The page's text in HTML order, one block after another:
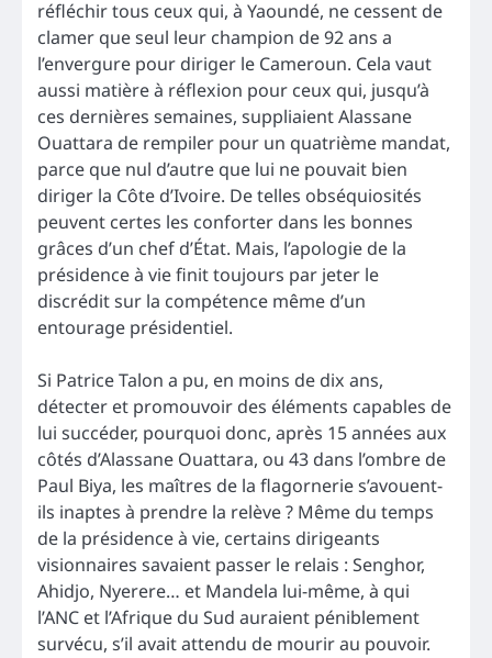
réfléchir tous ceux qui, à Yaoundé, ne cessent de
clamer que seul leur champion de 92 ans a
l’envergure pour diriger le Cameroun. Cela vaut
aussi matière à réflexion pour ceux qui, jusqu’à
ces dernières semaines, suppliaient Alassane
Ouattara de rempiler pour un quatrième mandat,
parce que nul d’autre que lui ne pouvait bien
diriger la Côte d’Ivoire. De telles obséquiosités
peuvent certes les conforter dans les bonnes
grâces d’un chef d’État. Mais, l’apologie de la
présidence à vie finit toujours par jeter le
discrédit sur la compétence même d’un
entourage présidentiel.
Si Patrice Talon a pu, en moins de dix ans,
détecter et promouvoir des éléments capables de
lui succéder, pourquoi donc, après 15 années aux
côtés d’Alassane Ouattara, ou 43 dans l’ombre de
Paul Biya, les maîtres de la flagornerie s’avouent-
ils inaptes à prendre la relève ? Même du temps
de la présidence à vie, certains dirigeants
visionnaires savaient passer le relais : Senghor,
Ahidjo, Nyerere… et Mandela lui-même, à qui
l’ANC et l’Afrique du Sud auraient péniblement
survécu, s’il avait attendu de mourir au pouvoir.